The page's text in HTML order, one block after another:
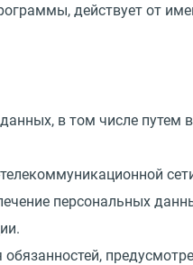
действует от
в том числе путем
персональных